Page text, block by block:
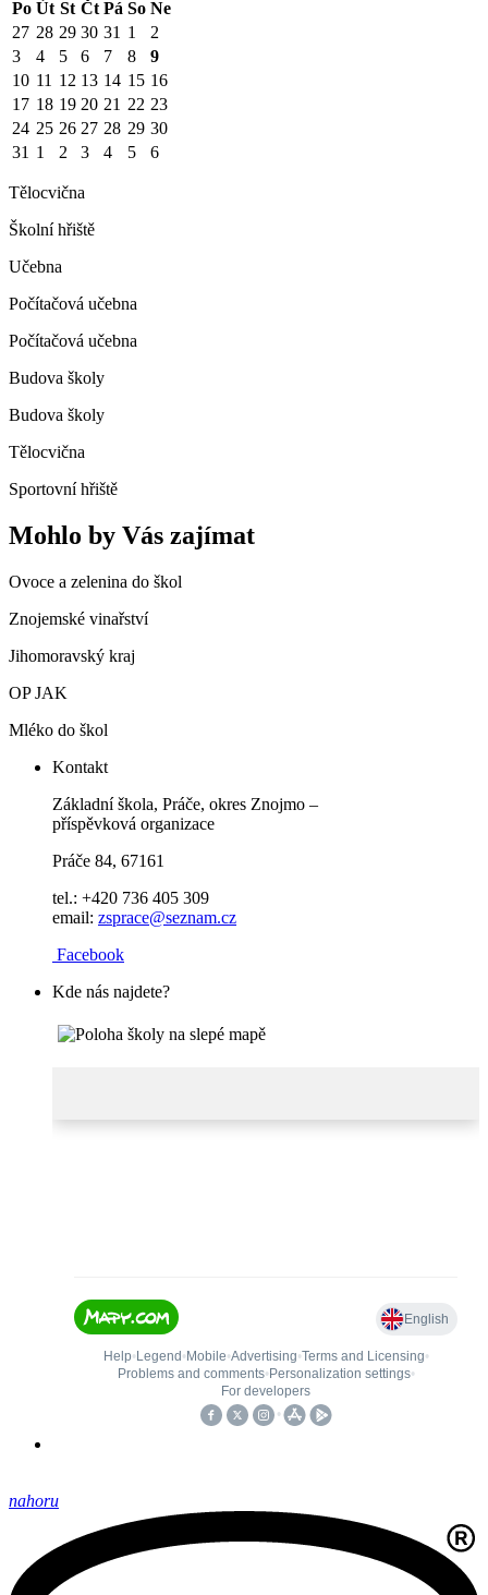
Po Út St Čt Pá So Ne
27 28 29 30 31 1
2
3
4 5 6 7 8
9
10 11 12 13 14 15 16
17 18 19 20 21 22 23
24 25 26 27 28 29 30
31 1 2 3 4 5 6
Tělocvična
Školní hřiště
Učebna
Počítačová učebna
Počítačová učebna
Budova školy
Budova školy
Tělocvična
Sportovní hřiště
Mohlo by Vás zajímat
Ovoce a zelenina do škol
Znojemské vinařství
Jihomoravský kraj
OP JAK
Mléko do škol
Kontakt
Základní škola, Práče, okres Znojmo –
příspěvková organizace
Práče 84, 67161
tel.: +420 736 405 309
email: zsprace@seznam.cz
Facebook
Kde nás najdete?
nahoru